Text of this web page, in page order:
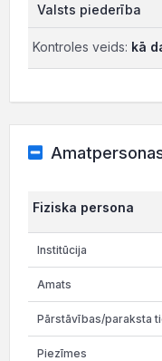
Kontroles veids: kā
Fiziska persona